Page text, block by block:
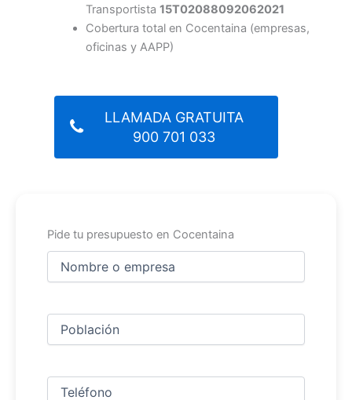
Transportista 15T02088092062021
Cobertura total en Cocentaina (empresas,
oficinas y AAPP)
LLAMADA GRATUITA
900 701 033
Pide tu presupuesto en Cocentaina
Nombre
Ciudad
Teléfono